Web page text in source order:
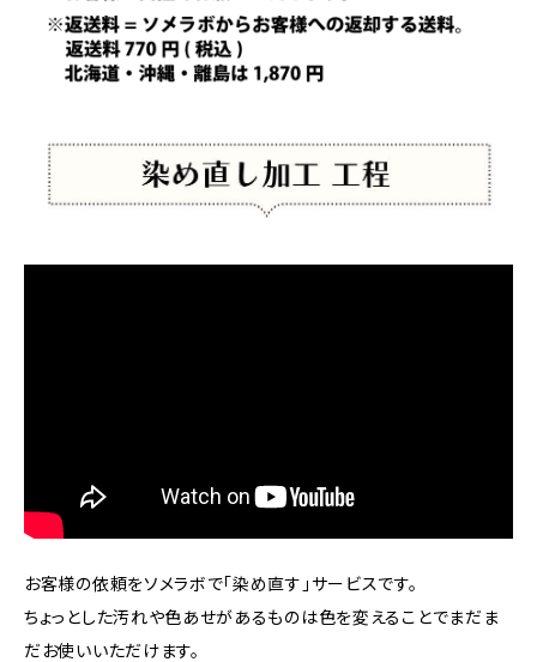
お客様の依頼をソメラボで「染め直す」サービスです。
ちょっとした汚れや色あせがあるものは色を変えることでまだま
だお使いいただけます。